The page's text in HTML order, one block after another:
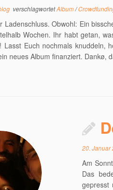
verschlagwortetAlbum/
Ladenschluss. Obwohl: Ein
Wochen. Ihr habt getan,
Lasst Euch nochmals knuddeln,
neues Album finanziert. Dankø,
20. Januar
Am
Das
gepresst